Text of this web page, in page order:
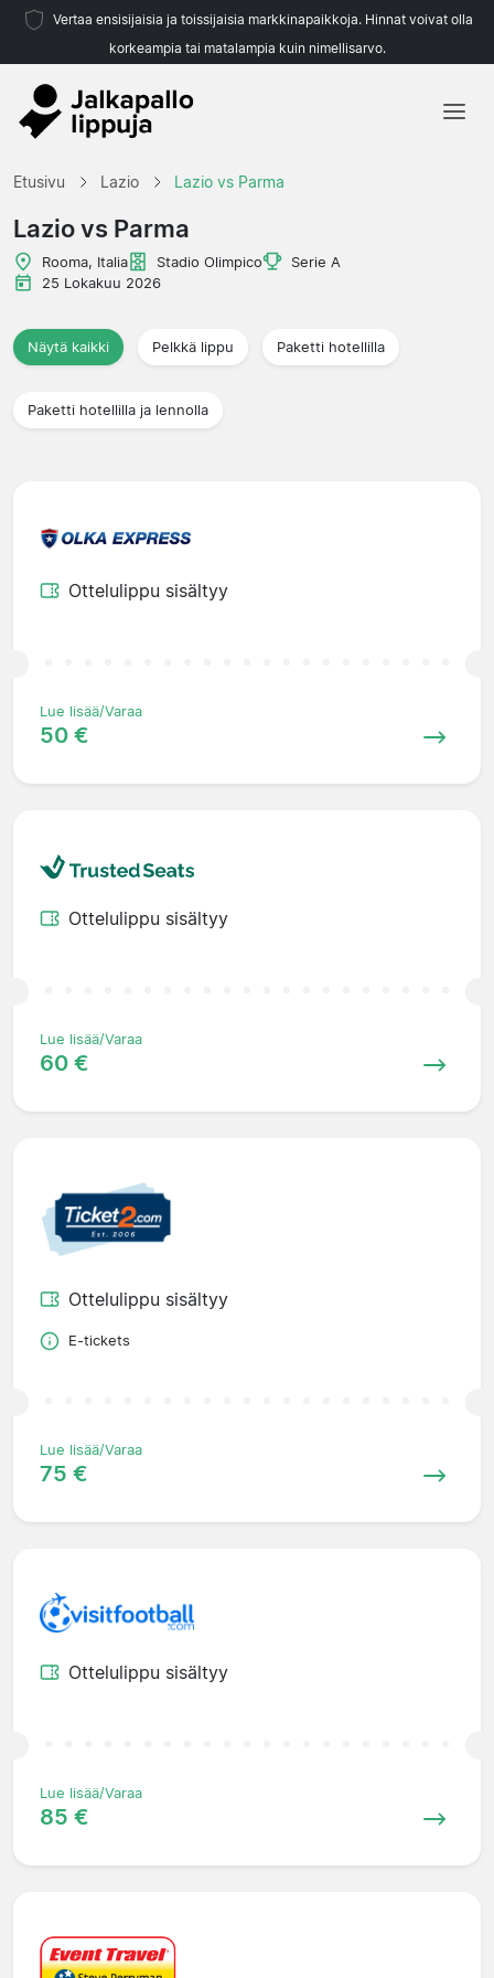
Vertaa ensisijaisia ja toissijaisia markkinapaikkoja. Hinnat voivat olla
korkeampia tai matalampia kuin nimellisarvo.
Etusivu Lazio Lazio vs Parma
Lazio vs Parma
Rooma, Italia Stadio Olimpico
Serie A
25 Lokakuu 2026
Näytä kaikki Pelkkä lippu Paketti hotellilla
Paketti hotellilla ja lennolla
Ottelulippu sisältyy
Lue lisää/Varaa
50 €
Ottelulippu sisältyy
Lue lisää/Varaa
60 €
Ottelulippu sisältyy
E-tickets
Lue lisää/Varaa
75 €
Ottelulippu sisältyy
Lue lisää/Varaa
85 €